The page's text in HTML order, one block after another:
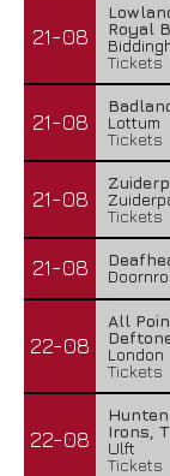
21-08
Royal
Tickets
21-08
Lottum
Tickets
21-08
Tickets
21-08
22-08
All
London
Tickets
22-08
Irons,
Ulft
Tickets